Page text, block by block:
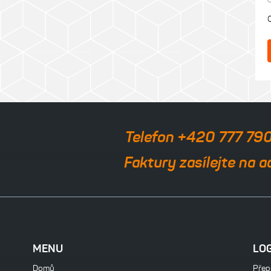
Telefon +420 777
Faktury zasílejte na
MENU
Domů